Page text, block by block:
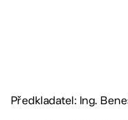
Předkladatel: Ing.